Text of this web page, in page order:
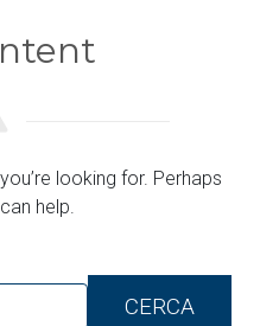
looking for. Perhaps
help.
CERCA